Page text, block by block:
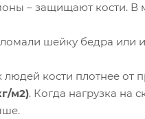
– защищают кости. В
шейку бедра или
кости плотнее от
м2). Когда нагрузка на